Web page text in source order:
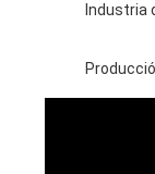
Industria